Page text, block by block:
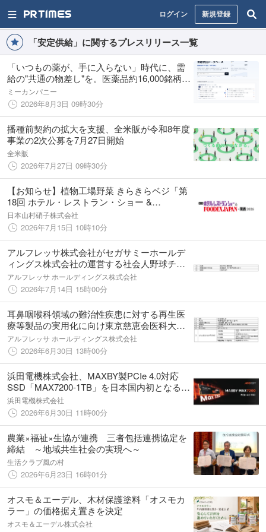
ログイン 新規登録
「安定供給」に関するプレスリリース一覧
「いつもの薬が、手に入らない」時代に、需
給の"共通の物差し"を。医薬品約16,000銘柄の
供給を毎日可視化する「SCUEL医薬品安定供
給ダッシュボード（S-SSD）」β版を無料公開
ミーカンパニー
2026年8月3日 09時30分
播種前契約の拡大を支援、全米販が令和8年度
事業の2次公募を7月27日開始
全米販
2026年7月27日 09時30分
【お知らせ】植物工場野菜 きらきらベジ「第
18回 ホテル・レストラン・ショー &
FOODEX JAPAN in 関西2026」出展
日本山村硝子株式会社
2026年7月15日 10時10分
アルフレッサ株式会社がセガサミーホールデ
ィングス株式会社の運営する社会人野球チー
ム「セガサミー野球部」の施設および設備等
の承継ならびに社会人野球チームの設立・運
営の準備に関する基本合意書を締結
アルフレッサ ホールディングス株式会社
2026年7月14日 15時00分
耳鼻咽喉科領域の難治性疾患に対する再生医
療等製品の実用化に向け東京慈恵会医科大学
発の研究開発型ベンチャー企業 株式会社
ReeNTとの資本業務提携を深化
アルフレッサ ホールディングス株式会社
2026年6月30日 13時00分
浜田電機株式会社、MAXBY製PCIe 4.0対応
SSD「MAX7200-1TB」を日本国内初となる店
頭販売を開始
浜田電機株式会社
2026年6月30日 11時00分
農業×福祉×生協が連携 三者包括連携協定を
締結 ～地域共生社会の実現へ～
生活クラブ風の村
2026年6月23日 16時01分
オスモ＆エーデル、木材保護塗料「オスモカ
ラー」の価格据え置きを決定
オスモ＆エーデル株式会社